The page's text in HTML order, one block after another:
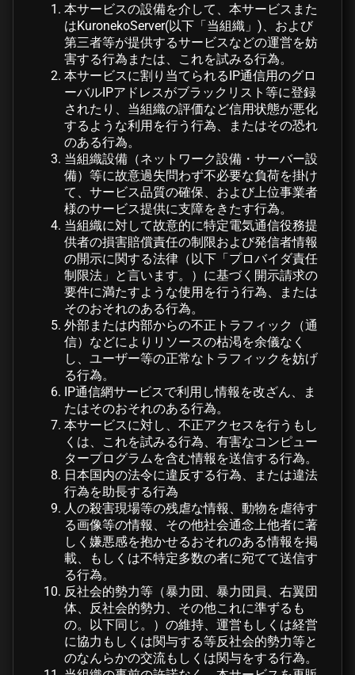
本サービスの設備を介して、本サービスまた
はKuronekoServer(以下「当組織」)、および
第三者等が提供するサービスなどの運営を妨
害する行為または、これを試みる行為。
本サービスに割り当てられるIP通信用のグロ
ーバルIPアドレスがブラックリスト等に登録
されたり、当組織の評価など信用状態が悪化
するような利用を行う行為、またはその恐れ
のある行為。
当組織設備（ネットワーク設備・サーバー設
備）等に故意過失問わず不必要な負荷を掛け
て、サービス品質の確保、および上位事業者
様のサービス提供に支障をきたす行為。
当組織に対して故意的に特定電気通信役務提
供者の損害賠償責任の制限および発信者情報
の開示に関する法律（以下「プロバイダ責任
制限法」と言います。）に基づく開示請求の
要件に満たすような使用を行う行為、または
そのおそれのある行為。
外部または内部からの不正トラフィック（通
信）などによりリソースの枯渇を余儀なく
し、ユーザー等の正常なトラフィックを妨げ
る行為。
IP通信網サービスで利用し情報を改ざん、ま
たはそのおそれのある行為。
本サービスに対し、不正アクセスを行うもし
くは、これを試みる行為、有害なコンピュー
タープログラムを含む情報を送信する行為。
日本国内の法令に違反する行為、または違法
行為を助長する行為
人の殺害現場等の残虐な情報、動物を虐待す
る画像等の情報、その他社会通念上他者に著
しく嫌悪感を抱かせるおそれのある情報を掲
載、もしくは不特定多数の者に宛てて送信す
る行為。
反社会的勢力等（暴力団、暴力団員、右翼団
体、反社会的勢力、その他これに準ずるも
の。以下同じ。）の維持、運営もしくは経営
に協力もしくは関与する等反社会的勢力等と
のなんらかの交流もしくは関与をする行為。